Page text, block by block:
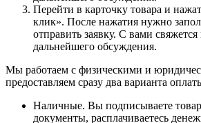
Перейти в карточку товара и
клик». После нажатия нужно
отправить заявку. С вами
дальнейшего обсуждения.
Мы работаем с физическими и
предоставляем сразу два варианта
Наличные. Вы подписываете
документы, расплачиваетесь